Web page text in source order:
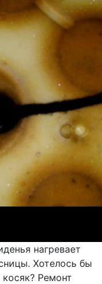
нагревает
Хотелось бы
Ремонт